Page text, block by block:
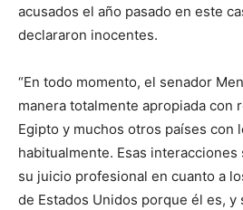
acusados el año pasado en este
declararon inocentes.
“En todo momento, el senador
manera totalmente apropiada con
Egipto y muchos otros países con
habitualmente. Esas
su juicio profesional en cuanto a
de Estados Unidos porque él es, y